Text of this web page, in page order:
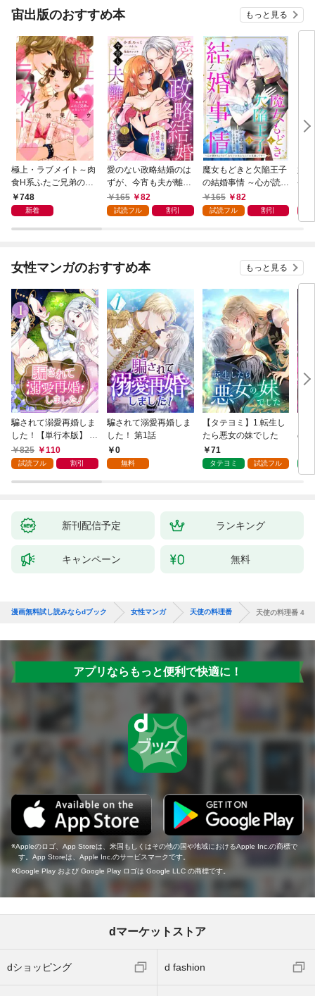
宙出版のおすすめ本 もっと見る
極上・ラブメイト～肉
食H系ふたご兄弟のお
気にいり～
748
新着
愛のない政略結婚のは
ずが、今宵も夫が離し
てくれません～無骨な
将軍は最愛妻に滾る恋
165 82
試読フル 割引
魔女もどきと欠陥王子
の結婚事情 ～心が読め
ちゃうので、あなたの
本心なんてお見通しで
165 82
試読フル 割引
婚
や
た
女性マンガのおすすめ本 もっと見る
騙されて溺愛再婚しま
した！【単行本版】 1
巻825 110
試読フル 割引
騙されて溺愛再婚しま
した！ 第1話
0
無料
【タテヨミ】1.転生し
たら悪女の妹でした
71
タテヨミ 試読フル
の
新刊配信予定 ランキング
キャンペーン 無料
漫画無料試し読みならdブック 女性マンガ 天使の料理番 天使の料理番 4
アプリならもっと便利で快適に！
Appleのロゴ、App Storeは、米国もしくはその他の国や地域におけるApple Inc.の商標で
す。App Storeは、Apple Inc.のサービスマークです。
Google Play および Google Play ロゴは Google LLC の商標です。
dマーケットストア
dショッピング d fashion